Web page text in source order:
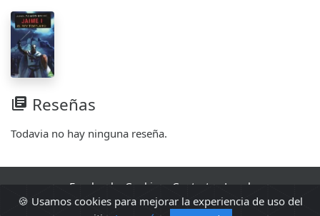
library_books Reseñas
Todavia no hay ninguna reseña.
🍪 Usamos cookies para mejorar la experiencia de uso del
Facebook Cookies Contacto
Legal
2010 - 2026 Sopa de libros s2 0.0080